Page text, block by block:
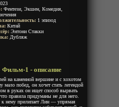
Фентези, Экшен, Комедия,
1 эпизод
Китай
Энтони Стакки
Дубляж
Фильм-1 - описание
на каменной вершине и с хохотом
побед, он хочет стать легендой
в руках он ищет способ вырвать
правила придуманы не для него.
к нему прилипает Лин — упрямая